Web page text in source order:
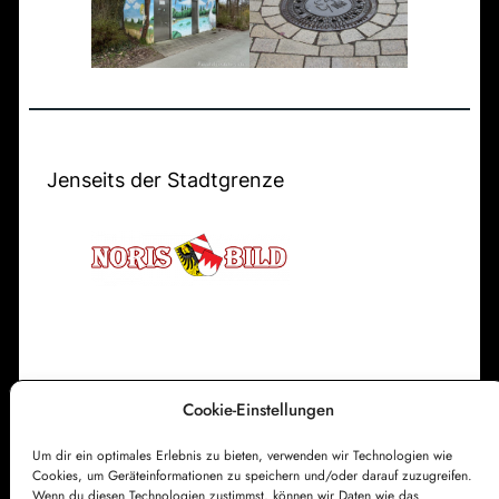
Cookie-Einstellungen
Um dir ein optimales Erlebnis zu bieten, verwenden wir Technologien wie
Cookies, um Geräteinformationen zu speichern und/oder darauf zuzugreifen.
f
e
e
u
k
i
r
c
e
a
n
t
Jenseits der Stadtgrenze
Datenschutzerklärung
Cookie-Richtlinie (EU)Kontakt